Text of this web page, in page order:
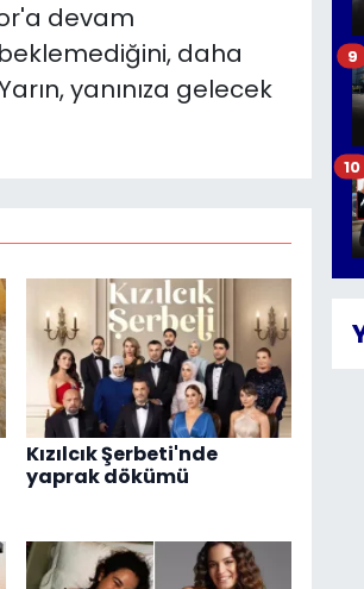
devam
daha
yanınıza gelecek
Kızılcık Şerbeti'nde
yaprak dökümü
9
10